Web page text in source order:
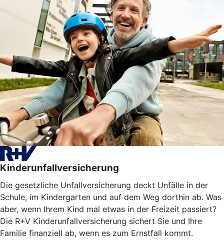
Kinderunfallversicherung
Die gesetzliche Unfallversicherung deckt Unfälle in der
Schule, im Kindergarten und auf dem Weg dorthin ab. Was
aber, wenn Ihrem Kind mal etwas in der Freizeit passiert?
Die R+V Kinderunfallversicherung sichert Sie und Ihre
Familie finanziell ab, wenn es zum Ernstfall kommt.